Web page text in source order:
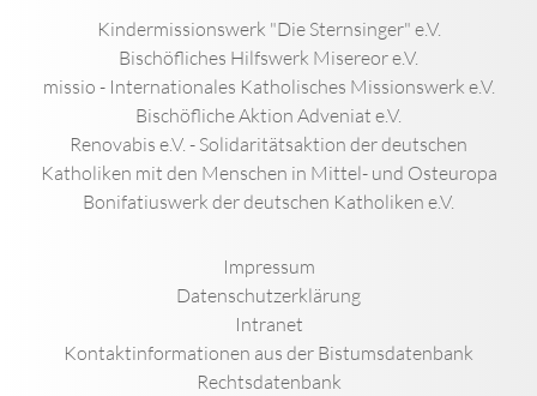
Kindermissionswerk "Die Sternsinger" e.V.
Bischöfliches Hilfswerk Misereor e.V.
missio - Internationales Katholisches Missionswerk e.V.
Bischöfliche Aktion Adveniat e.V.
Renovabis e.V. - Solidaritätsaktion der deutschen
Katholiken mit den Menschen in Mittel- und Osteuropa
Bonifatiuswerk der deutschen Katholiken e.V.
Impressum
Datenschutzerklärung
Intranet
Kontaktinformationen aus der Bistumsdatenbank
Rechtsdatenbank